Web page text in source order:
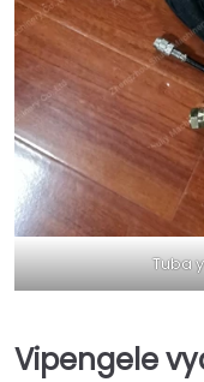
Tuba
Vipengele